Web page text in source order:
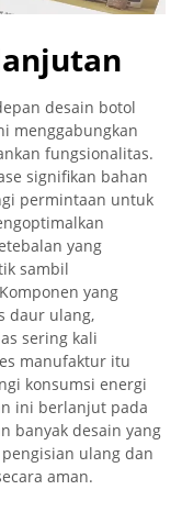
desain botol
menggabungkan
fungsionalitas.
signifikan bahan
permintaan untuk
yang
sambil
yang
daur ulang,
sering kali
manufaktur itu
konsumsi energi
ini berlanjut pada
banyak desain yang
ulang dan
aman.